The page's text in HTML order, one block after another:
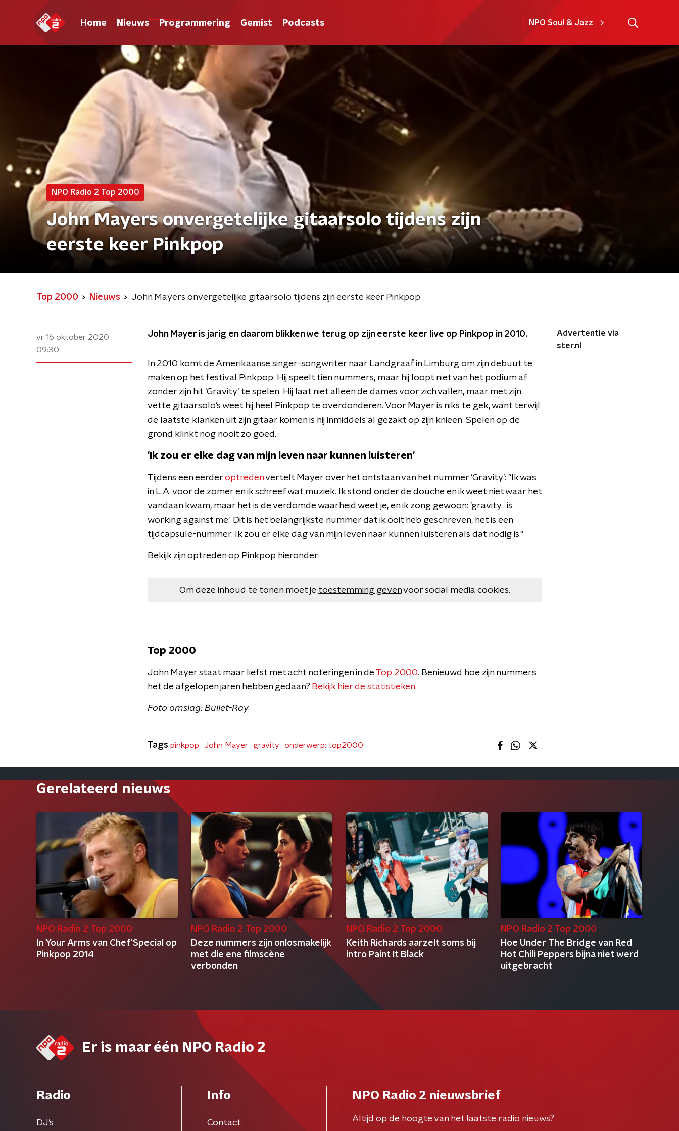
Home Nieuws Programmering Gemist Podcasts NPO Soul & Jazz
NPO Radio 2 Top 2000
John Mayers onvergetelijke gitaarsolo tijdens zijn
eerste keer Pinkpop
Top 2000 Nieuws John Mayers onvergetelijke gitaarsolo tijdens zijn eerste keer Pinkpop
vr 16 oktober 2020
09:30
John Mayer is jarig en daarom blikken we terug op zijn eerste keer live op Pinkpop in 2010.
In 2010 komt de Amerikaanse singer-songwriter naar Landgraaf in Limburg om zijn debuut te
maken op het festival Pinkpop. Hij speelt tien nummers, maar hij loopt niet van het podium af
zonder zijn hit 'Gravity' te spelen. Hij laat niet alleen de dames voor zich vallen, maar met zijn
vette gitaarsolo's weet hij heel Pinkpop te overdonderen. Voor Mayer is niks te gek, want terwijl
de laatste klanken uit zijn gitaar komen is hij inmiddels al gezakt op zijn knieen. Spelen op de
grond klinkt nog nooit zo goed.
'Ik zou er elke dag van mijn leven naar kunnen luisteren'
Tijdens een eerderoptredenvertelt Mayer over het ontstaan van het nummer 'Gravity': "Ik was
in L.A. voor de zomer en ik schreef wat muziek. Ik stond onder de douche en ik weet niet waar het
vandaan kwam, maar het is de verdomde waarheid weet je, en ik zong gewoon: 'gravity…is
working against me'. Dit is het belangrijkste nummer dat ik ooit heb geschreven, het is een
tijdcapsule-nummer. Ik zou er elke dag van mijn leven naar kunnen luisteren als dat nodig is."
Bekijk zijn optreden op Pinkpop hieronder:
Om deze inhoud te tonen moet je toestemming gevenvoor social media cookies.
Top 2000
John Mayer staat maar liefst met acht noteringen in de Top 2000. Benieuwd hoe zijn nummers
het de afgelopen jaren hebben gedaan? Bekijk hier de statistieken.
Foto omslag: Bullet-Ray
Advertentie via
ster.nl
Tags pinkpop John Mayer gravity onderwerp: top2000
Gerelateerd nieuws
NPO Radio 2 Top 2000
In Your Arms van Chef'Special op
Pinkpop 2014
NPO Radio 2 Top 2000
Deze nummers zijn onlosmakelijk
met die ene filmscène
verbonden
NPO Radio 2 Top 2000
Keith Richards aarzelt soms bij
intro Paint It Black
NPO Radio 2 Top 2000
Hoe Under The Bridge van Red
Hot Chili Peppers bijna niet werd
uitgebracht
Er is maar één NPO Radio 2
Radio
DJ’s
Info
Contact
NPO Radio 2 nieuwsbrief
Altijd op de hoogte van het laatste radio nieuws?